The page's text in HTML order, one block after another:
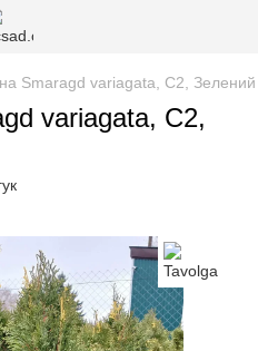
Smaragd variagata, С2, Зелений
variagata, С2,